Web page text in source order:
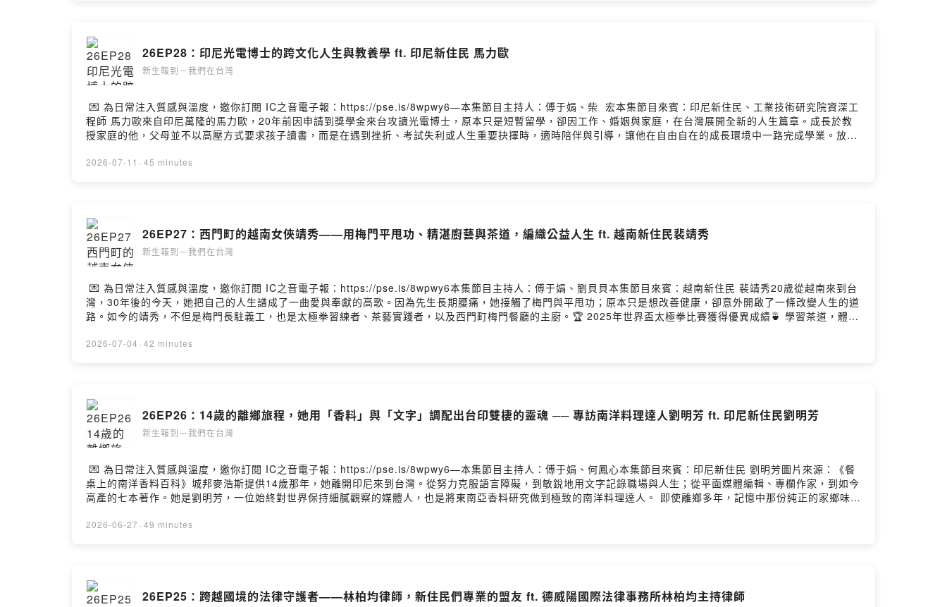
趣的夥伴，還是正在尋找自我認同的靈魂，這一集，絕對會讓你對「斜槓」與「身分」有全新的啟發！老瑜頻道連結：https://www.instagram.com/oldfish0723/—與
我們分享你的心得 ➡️ https://www.surveycake.com/s/7qxgB ⬅️ 還有機會抽到小禮物唷🎁也別忘了按讚《新生報到-我們在台灣》臉書粉專，聽見更多精彩故事👏💌
在地人物與文化交融的動人故事，都在 IC之音電子報：https://pse.is/newcomedm—企劃 | 傅于娟腳本 | 傅于娟錄音 | 温雅芳剪輯 | 傅于娟
26EP28：印尼光電博士的跨文化人生與教養學 ft. 印尼新住民 馬力歐
新生報到－我們在台灣
💌 為日常注入質感與溫度，邀你訂閱 IC之音電子報：https://pse.is/8wpwy6—本集節目主持人：傅于娟、柴 宏本集節目來賓：印尼新住民、工業技術研究院資深工
程師 馬力歐來自印尼萬隆的馬力歐，20年前因申請到獎學金來台攻讀光電博士，原本只是短暫留學，卻因工作、婚姻與家庭，在台灣展開全新的人生篇章。成長於教
授家庭的他，父母並不以高壓方式要求孩子讀書，而是在遇到挫折、考試失利或人生重要抉擇時，適時陪伴與引導，讓他在自由自在的成長環境中一路完成學業。放學
侶，最後把異鄉變成第二個家？如今成為父親後，他看見台灣普遍存在的補教文化，雖然與自己的成長經驗截然不同，卻也理解孩子需要融入同儕、擁有共同話題，因
灣不同的教育文化。面對補習風氣，他沒有全盤否定，而是思考如何在尊重孩子、融入同儕與家庭理念之間取得平衡。• 一段跨越國界的人生旅程，也是一位父親在兩
種文化之間，不斷學習、調整與尋找答案的故事。—與我們分享你的心得 ➡️ https://www.surveycake.com/s/7qxgB ⬅️ 還有機會抽到小禮物唷🎁也別忘了按讚《新生
報到-我們在台灣》臉書粉專，聽見更多精彩故事👏💌在地人物與文化交融的動人故事，都在 IC之音電子報：https://pse.is/newcomedm—企劃 | 柴 宏腳本 | 柴
宏錄音 | 傅于娟剪輯 | 傅于娟
2026-07-11 · 45 minutes
26EP27：西門町的越南女俠靖秀——用梅門平甩功、精湛廚藝與茶道，編織公益人生 ft. 越南新住民裴靖秀
新生報到－我們在台灣
💌 為日常注入質感與溫度，邀你訂閱 IC之音電子報：https://pse.is/8wpwy6本集節目主持人：傅于娟、劉貝貝本集節目來賓：越南新住民 裴靖秀20歲從越南來到台
灣，30年後的今天，她把自己的人生譜成了一曲愛與奉獻的高歌。因為先生長期腰痛，她接觸了梅門與平甩功；原本只是想改善健康，卻意外開啟了一條改變人生的道
路。如今的靖秀，不但是梅門長駐義工，也是太極拳習練者、茶藝實踐者，以及西門町梅門餐廳的主廚。🏆 2025年世界盃太極拳比賽獲得優異成績🍵 學習茶道，體會
別人的人」，靖秀用行動證明：真正的養生，不只是照顧自己的身體，更是用一顆為人著想的心，傳遞溫暖給身邊每的一個人。本集《新生報到－我們在台灣》，一起
2026-07-04 · 42 minutes
26EP26：14歲的離鄉旅程，她用「香料」與「文字」調配出台印雙棲的靈魂 ── 專訪南洋料理達人劉明芳 ft. 印尼新住民劉明芳
新生報到－我們在台灣
💌 為日常注入質感與溫度，邀你訂閱 IC之音電子報：https://pse.is/8wpwy6—本集節目主持人：傅于娟、何鳳心本集節目來賓：印尼新住民 劉明芳圖片來源：《餐
桌上的南洋香料百科》城邦麥浩斯提供14歲那年，她離開印尼來到台灣。從努力克服語言障礙，到敏銳地用文字記錄職場與人生；從平面媒體編輯、專欄作家，到如今
高產的七本著作。她是劉明芳，一位始終對世界保持細膩觀察的媒體人，也是將東南亞香料研究做到極致的南洋料理達人。 即使離鄉多年，記憶中那份純正的家鄉味從
椰糖的秘密：你知道純正椰糖對身體有什麼好處？身處台灣的我們又該如何分辨真偽？ 🍲 從廚房到工廠的文化革命：為了讓在台灣的大家能更便利地享受道地南洋
https://www.surveycake.com/s/7qxgB ⬅️ 還有機會抽到小禮物唷🎁也別忘了按讚《新生報到-我們在台灣》臉書粉專，聽見更多精彩故事👏💌在地人物與文化交融的
動人故事，都在 IC之音電子報：https://pse.is/newcomedm—企劃 | 何鳳心腳本 | 何鳳心錄音 | 傅于娟剪輯 | 傅于娟
2026-06-27 · 49 minutes
26EP25：跨越國境的法律守護者——林柏均律師，新住民們專業的盟友 ft. 德威陽國際法律事務所林柏均主持律師